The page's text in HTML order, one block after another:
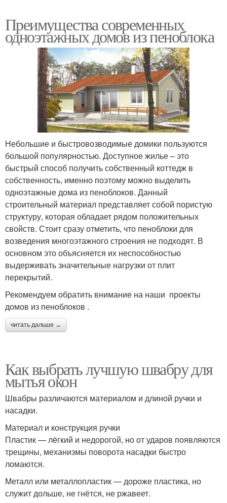
Преимущества современных
одноэтажных домов из пеноблока
Небольшие и быстровозводимые домики пользуются
большой популярностью. Доступное жилье – это
быстрый способ получить собственный коттедж в
собственность, именно поэтому можно выделить
одноэтажные дома из пеноблоков. Данный
строительный материал представляет собой пористую
структуру, которая обладает рядом положительных
свойств. Стоит сразу отметить, что пеноблоки для
возведения многоэтажного строения не подходят. В
основном это объясняется их неспособностью
выдерживать значительные нагрузки от плит
перекрытий.
Рекомендуем обратить внимание на наши проекты
домов из пеноблоков .
читать дальше →
Как выбрать лучшую швабру для
мытья окон
Швабры различаются материалом и длиной ручки и
насадки.
Материал и конструкция ручки
Пластик — лёгкий и недорогой, но от ударов появляются
трещины, механизмы поворота насадки быстро
ломаются.
Металл или металлопластик — дороже пластика, но
служит дольше, не гнётся, не ржавеет.